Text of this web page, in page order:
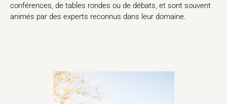
conférences, de tables rondes ou de débats, et sont souvent
animés par des experts reconnus dans leur domaine.